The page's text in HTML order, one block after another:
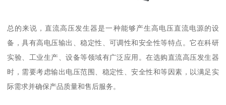
总的来说，直流高压发生器是一种能够产生高电压直流电源的设
备，具有高电压输出、稳定性、可调性和安全性等特点。它在科研
实验、工业生产、设备等领域有广泛应用。在选购直流高压发生器
时，需要考虑输出电压范围、稳定性、安全性和等因素，以满足实
际需求并确保产品质量和售后服务。